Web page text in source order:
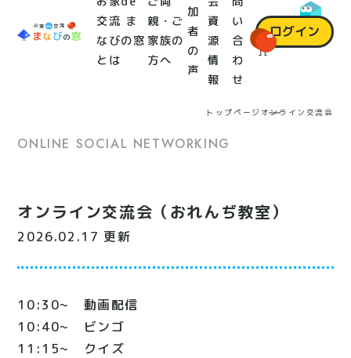
交流 ま
なびの窓
とは
親・ご
家族の
方へ
加
者
の
声
資
源
情
報
い
合
わ
せ
ログイン
トップページ オンライン交流会
ONLINE SOCIAL NETWORKING
オンライン交流会（おれんぢ教室）
2026.02.17 更新
10:30~ 動画配信
10:40~ ビンゴ
11:15~ クイズ